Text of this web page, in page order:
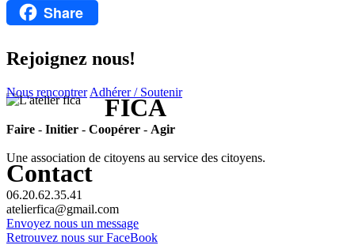
FacebookShare
Rejoignez nous!
Nous rencontrer Adhérer / Soutenir
FICA
Faire - Initier - Coopérer - Agir
Une association de citoyens au service des citoyens.
Contact
06.20.62.35.41
atelierfica@gmail.com
Envoyez nous un message
Retrouvez nous sur FaceBook